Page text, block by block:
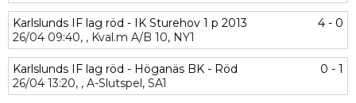
Karlslunds IF lag röd - IK Sturehov 1 p 2013
4 - 0
26/04 09:40, , Kval.m A/B 10, NY1
Karlslunds IF lag röd - Höganäs BK - Röd
0 - 1
26/04 13:20, , A-Slutspel, SA1